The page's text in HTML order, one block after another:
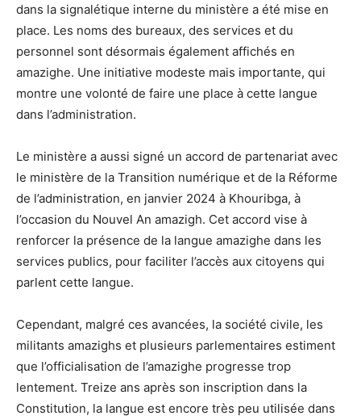
dans la signalétique interne du ministère a été mise en
place. Les noms des bureaux, des services et du
personnel sont désormais également affichés en
amazighe. Une initiative modeste mais importante, qui
montre une volonté de faire une place à cette langue
dans l’administration.
Le ministère a aussi signé un accord de partenariat avec
le ministère de la Transition numérique et de la Réforme
de l’administration, en janvier 2024 à Khouribga, à
l’occasion du Nouvel An amazigh. Cet accord vise à
renforcer la présence de la langue amazighe dans les
services publics, pour faciliter l’accès aux citoyens qui
parlent cette langue.
Cependant, malgré ces avancées, la société civile, les
militants amazighs et plusieurs parlementaires estiment
que l’officialisation de l’amazighe progresse trop
lentement. Treize ans après son inscription dans la
Constitution, la langue est encore très peu utilisée dans